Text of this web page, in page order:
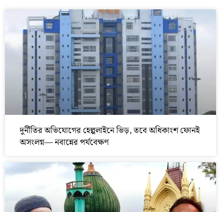
দুর্নীতির অভিযোগের হেল্পলাইনে ভিড়, তবে অধিকাংশ ফোনই
অসংলগ্ন— নবান্নের পর্যবেক্ষণ